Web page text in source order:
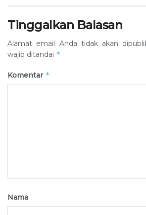
Tinggalkan Balasan
Alamat email Anda tidak akan
wajib ditandai *
Komentar *
Nama